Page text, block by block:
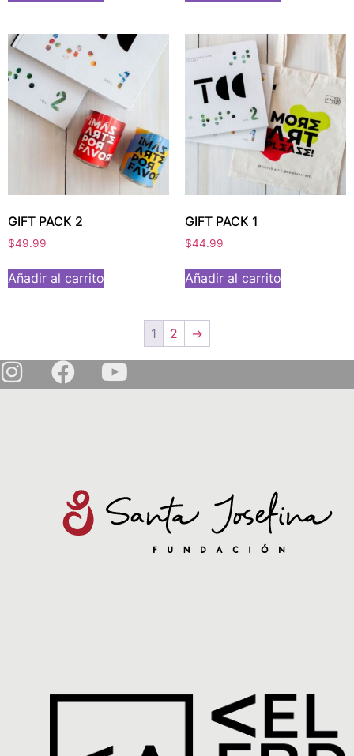
GIFT PACK 2
$49.99
Añadir al carrito
GIFT PACK 1
$44.99
Añadir al carrito
1 2 →